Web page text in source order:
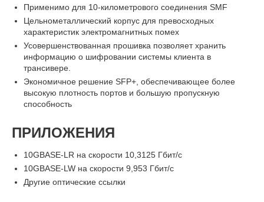
Применимо для 10-километрового соединения SMF
Цельнометаллический корпус для превосходных
характеристик электромагнитных помех
Усовершенствованная прошивка позволяет хранить
информацию о шифровании системы клиента в
трансивере.
Экономичное решение SFP+, обеспечивающее более
высокую плотность портов и большую пропускную
способность
ПРИЛОЖЕНИЯ
10GBASE-LR на скорости 10,3125 Гбит/с
10GBASE-LW на скорости 9,953 Гбит/с
Другие оптические ссылки